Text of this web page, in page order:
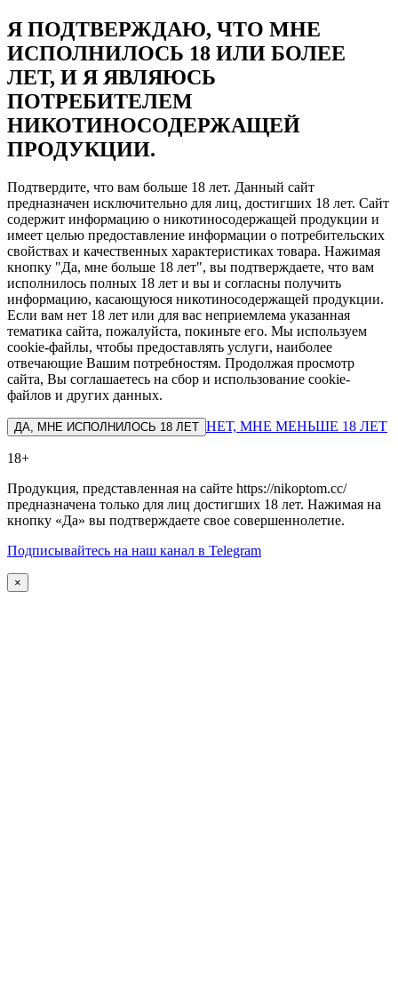
Я ПОДТВЕРЖДАЮ, ЧТО МНЕ
ИСПОЛНИЛОСЬ 18 ИЛИ БОЛЕЕ
ЛЕТ, И Я ЯВЛЯЮСЬ
ПОТРЕБИТЕЛЕМ
НИКОТИНОСОДЕРЖАЩЕЙ
ПРОДУКЦИИ.
Подтвердите, что вам больше 18 лет. Данный сайт
предназначен исключительно для лиц, достигших 18 лет. Сайт
содержит информацию о никотиносодержащей продукции и
имеет целью предоставление информации о потребительских
свойствах и качественных характеристиках товара. Нажимая
кнопку "Да, мне больше 18 лет", вы подтверждаете, что вам
исполнилось полных 18 лет и вы и согласны получить
информацию, касающуюся никотиносодержащей продукции.
Если вам нет 18 лет или для вас неприемлема указанная
тематика сайта, пожалуйста, покиньте его. Мы используем
cookie-файлы, чтобы предоставлять услуги, наиболее
отвечающие Вашим потребностям. Продолжая просмотр
сайта, Вы соглашаетесь на сбор и использование cookie-
файлов и других данных.
ДА, МНЕ ИСПОЛНИЛОСЬ 18 ЛЕТ НЕТ, МНЕ МЕНЬШЕ 18 ЛЕТ
18+
Продукция, представленная на сайте https://nikoptom.cc/
предназначена только для лиц достигших 18 лет. Нажимая на
кнопку «Да» вы подтверждаете свое совершеннолетие.
Подписывайтесь на наш канал в Telegram
×